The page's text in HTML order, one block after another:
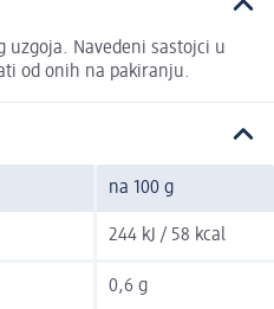
uzgoja. Navedeni sastojci u
od onih na pakiranju.
na 100 g
244 kJ / 58 kcal
0,6 g